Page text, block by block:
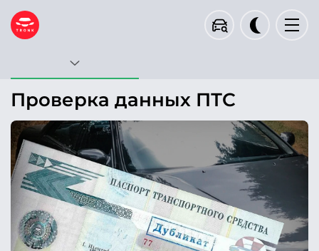
Госномер
Тип запроса будет определен автоматически
Проверить
Пример проверки
Проверка данных ПТС